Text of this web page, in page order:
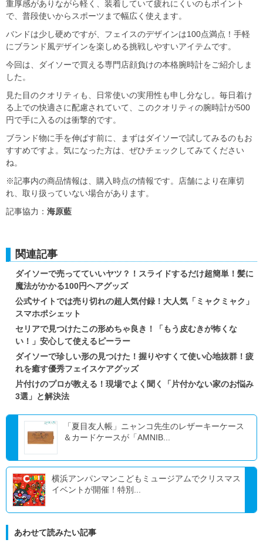
重厚感がありながら軽く、装着していて疲れにくいのもポイント
で、普段使いからスポーツまで幅広く使えます。
バンドは少し硬めですが、フェイスのデザインは100点満点！手軽
にブランド風デザインを楽しめる挑戦しやすいアイテムです。
今回は、ダイソーで買える専門店顔負けの本格腕時計をご紹介しま
した。
見た目のクオリティも、日常使いの実用性も申し分なし。毎日着け
る上での快適さに配慮されていて、このクオリティの腕時計が500
円で手に入るのは衝撃的です。
ブランド物に手を伸ばす前に、まずはダイソーで試してみるのもお
すすめですよ。気になった方は、ぜひチェックしてみてください
ね。
※記事内の商品情報は、購入時点の情報です。店舗により在庫切
れ、取り扱っていない場合があります。
記事協力： 海原藍
関連記事
ダイソーで売ってていいヤツ？！スライドするだけ超簡単！髪に
魔法がかかる100円ヘアグッズ
公式サイトでは売り切れの超人気付録！大人気「ミャクミャク」
スマホポシェット
セリアで見つけたこの形めちゃ良き！「もう皮むきが怖くな
い！」安心して使えるピーラー
ダイソーで珍しい形の見つけた！握りやすくて使い心地抜群！疲
れを癒す優秀フェイスケアグッズ
片付けのプロが教える！現場でよく聞く「片付かない家のお悩み
3選」と解決法
「夏目友人帳」ニャンコ先生のレザーキーケース
＆カードケースが「AMNIB...
横浜アンパンマンこどもミュージアムでクリスマス
イベントが開催！特別...
あわせて読みたい記事